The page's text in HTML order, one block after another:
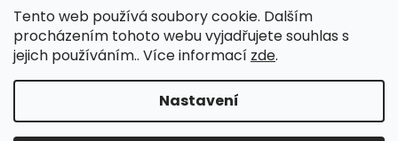
Tento web používá soubory cookie. Dalším
procházením tohoto webu vyjadřujete souhlas s
jejich používáním.. Více informací zde.
Nastavení
ochrany osobních údajů
PŘIHLÁSIT SE